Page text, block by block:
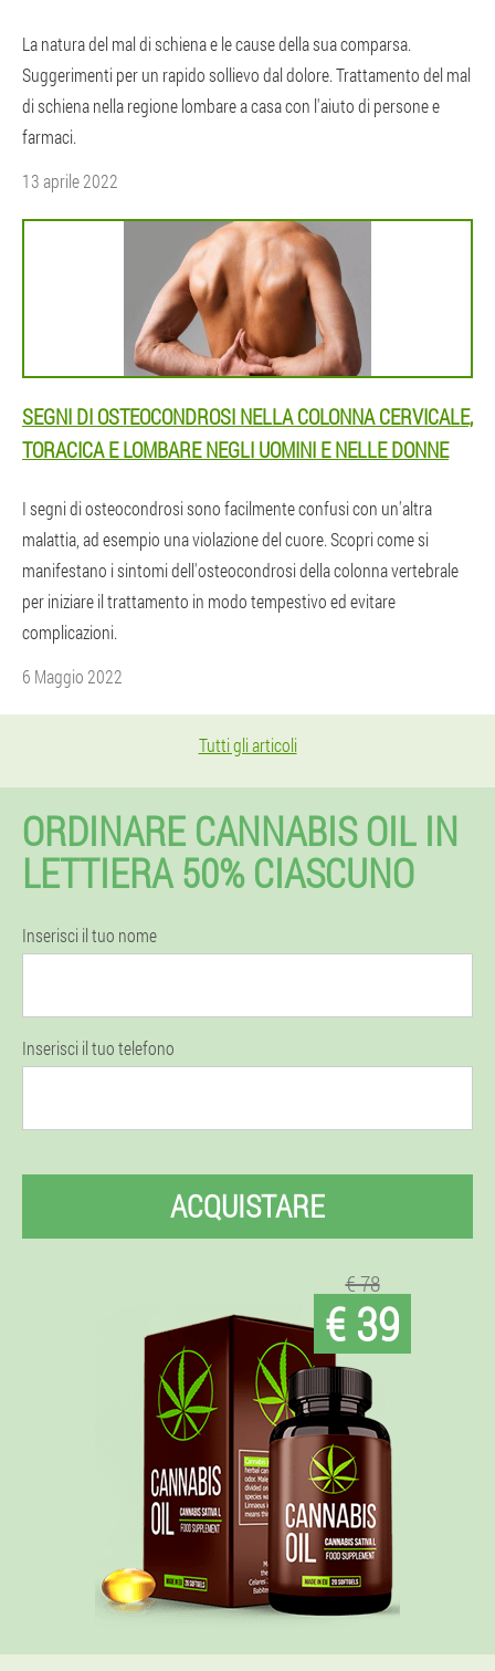
La natura del mal di schiena e le cause della sua comparsa.
Suggerimenti per un rapido sollievo dal dolore. Trattamento del mal
di schiena nella regione lombare a casa con l'aiuto di persone e
farmaci.
13 aprile 2022
SEGNI DI OSTEOCONDROSI NELLA COLONNA CERVICALE,
TORACICA E LOMBARE NEGLI UOMINI E NELLE DONNE
I segni di osteocondrosi sono facilmente confusi con un'altra
malattia, ad esempio una violazione del cuore. Scopri come si
manifestano i sintomi dell'osteocondrosi della colonna vertebrale
per iniziare il trattamento in modo tempestivo ed evitare
complicazioni.
6 Maggio 2022
Tutti gli articoli
ORDINARE CANNABIS OIL IN
LETTIERA 50% CIASCUNO
Inserisci il tuo nome
Inserisci il tuo telefono
ACQUISTARE
€ 78
€ 39